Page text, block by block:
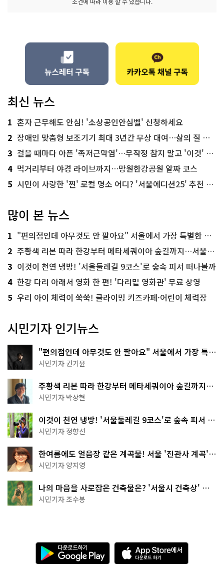
최신 뉴스
1 혼자 근무해도 안심! '소상공인안심벨' 신청하세요
2 장애인 맞춤형 보조기기 최대 3년간 무상 대여…삶의 질 높인다
3 걸을 때마다 아픈 '족저근막염'…무작정 참지 말고 '이것' 해보세요!
4 먹거리부터 야경 라이브까지…망원한강공원 알짜 코스
5 시민이 사랑한 '찐' 로컬 명소 어디? '서울에디션25' 추천 코스
많이 본 뉴스
1 "편의점인데 아무것도 안 팔아요" 서울에서 가장 특별한 편의점의 정체
2 주황색 리본 따라 한강부터 메타세쿼이아 숲길까지…서울둘레길 15코스
3 이것이 천연 냉방! '서울둘레길 9코스'로 숲속 피서 떠나볼까
4 한강 다리 아래서 영화 한 편! '다리밑 영화관' 무료 상영
5 우리 아이 체력이 쑥쑥! 클라이밍 키즈카페·어린이 체력장
시민기자 인기뉴스
"편의점인데 아무것도 안 팔아요" 서울에서 가장 특별
한 편의점의 정체
시민기자 권기윤
주황색 리본 따라 한강부터 메타세쿼이아 숲길까지…
서울둘레길 15코스
시민기자 박상현
이것이 천연 냉방! '서울둘레길 9코스'로 숲속 피서 떠
나볼까
시민기자 정향선
한여름에도 얼음장 같은 계곡물! 서울 '진관사 계곡'이
천국이네~
시민기자 양지영
나의 마음을 사로잡은 건축물은? '서울시 건축상' 수
상작 공개!
시민기자 조수봉
다
운
A
p